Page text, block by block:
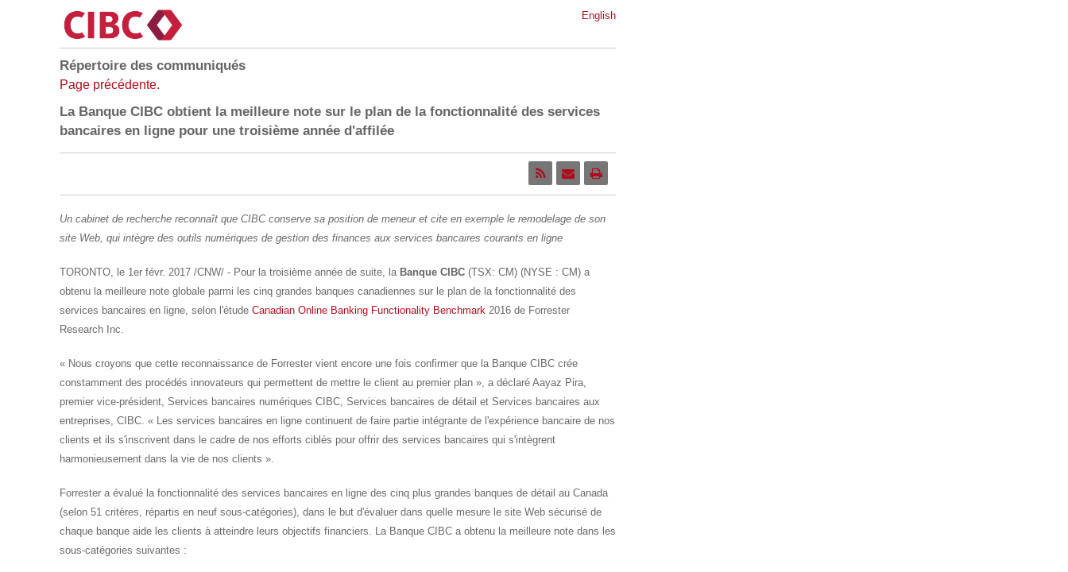
English
Répertoire des communiqués
Page précédente.
La Banque CIBC obtient la meilleure note sur le plan de la fonctionnalité des services
bancaires en ligne pour une troisième année d'affilée
Un cabinet de recherche reconnaît que CIBC conserve sa position de meneur et cite en exemple le remodelage de son
site Web, qui intègre des outils numériques de gestion des finances aux services bancaires courants en ligne
TORONTO, le 1er févr. 2017 /CNW/ - Pour la troisième année de suite, la Banque CIBC(TSX: CM) (NYSE : CM) a
obtenu la meilleure note globale parmi les cinq grandes banques canadiennes sur le plan de la fonctionnalité des
services bancaires en ligne, selon l'étudeCanadian Online Banking Functionality Benchmark 2016 de Forrester
Research Inc.
« Nous croyons que cette reconnaissance de Forrester vient encore une fois confirmer que la Banque CIBC crée
constamment des procédés innovateurs qui permettent de mettre le client au premier plan », a déclaré Aayaz Pira,
premier vice-président, Services bancaires numériques CIBC, Services bancaires de détail et Services bancaires aux
entreprises, CIBC. « Les services bancaires en ligne continuent de faire partie intégrante de l'expérience bancaire de nos
clients et ils s'inscrivent dans le cadre de nos efforts ciblés pour offrir des services bancaires qui s'intègrent
harmonieusement dans la vie de nos clients ».
Forrester a évalué la fonctionnalité des services bancaires en ligne des cinq plus grandes banques de détail auCanada
(selon 51 critères, répartis en neuf sous-catégories), dans le but d'évaluer dans quelle mesure le site Web sécurisé de
chaque banque aide les clients à atteindre leurs objectifs financiers. La Banque CIBC a obtenu la meilleure note dans les
sous-catégories suivantes :